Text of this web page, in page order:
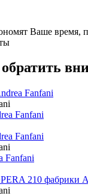
Ваше время,
Fanfani
Fanfani